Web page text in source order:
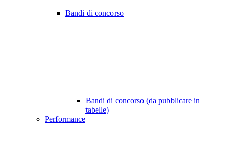
Bandi di concorso
Bandi di concorso (da pubblicare in
tabelle)
Performance